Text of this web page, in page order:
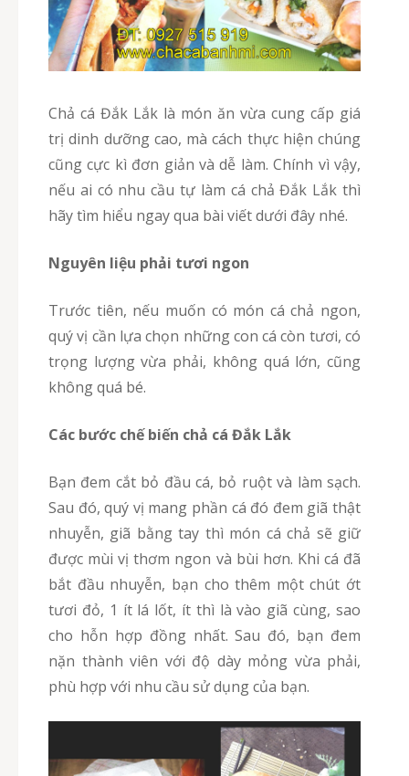
Chả cá Đắk Lắk là món ăn vừa cung cấp giá
trị dinh dưỡng cao, mà cách thực hiện chúng
cũng cực kì đơn giản và dễ làm. Chính vì vậy,
nếu ai có nhu cầu tự làm cá chả Đắk Lắk thì
hãy tìm hiểu ngay qua bài viết dưới đây nhé.
Nguyên liệu phải tươi ngon
Trước tiên, nếu muốn có món cá chả ngon,
quý vị cần lựa chọn những con cá còn tươi, có
trọng lượng vừa phải, không quá lớn, cũng
không quá bé.
Các bước chế biến chả cá Đắk Lắk
Bạn đem cắt bỏ đầu cá, bỏ ruột và làm sạch.
Sau đó, quý vị mang phần cá đó đem giã thật
nhuyễn, giã bằng tay thì món cá chả sẽ giữ
được mùi vị thơm ngon và bùi hơn. Khi cá đã
bắt đầu nhuyễn, bạn cho thêm một chút ớt
tươi đỏ, 1 ít lá lốt, ít thì là vào giã cùng, sao
cho hỗn hợp đồng nhất. Sau đó, bạn đem
nặn thành viên với độ dày mỏng vừa phải,
phù hợp với nhu cầu sử dụng của bạn.